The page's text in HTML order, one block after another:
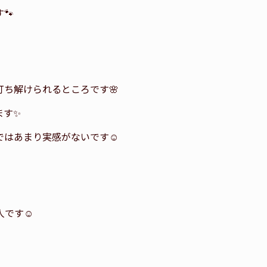
🐾
解けられるところです🌸
✨
はあまり実感がないです☺️
です☺️